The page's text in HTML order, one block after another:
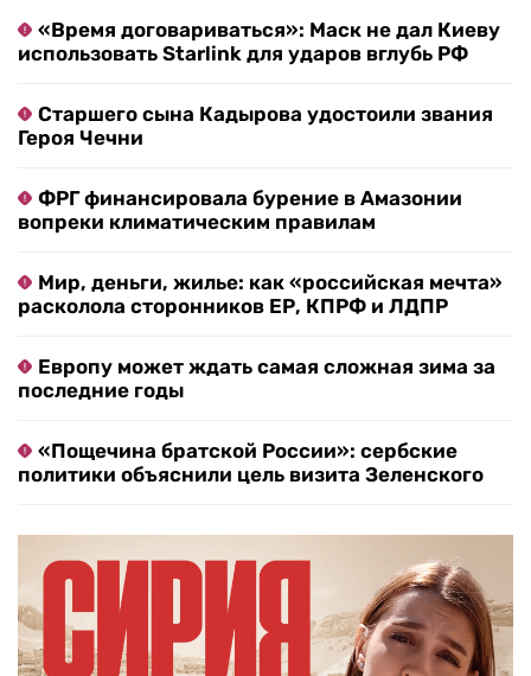
«Время договариваться»: Маск не дал Киеву
использовать Starlink для ударов вглубь РФ
Старшего сына Кадырова удостоили звания
Героя Чечни
ФРГ финансировала бурение в Амазонии
вопреки климатическим правилам
Мир, деньги, жилье: как «российская мечта»
расколола сторонников ЕР, КПРФ и ЛДПР
Европу может ждать самая сложная зима за
последние годы
«Пощечина братской России»: сербские
политики объяснили цель визита Зеленского